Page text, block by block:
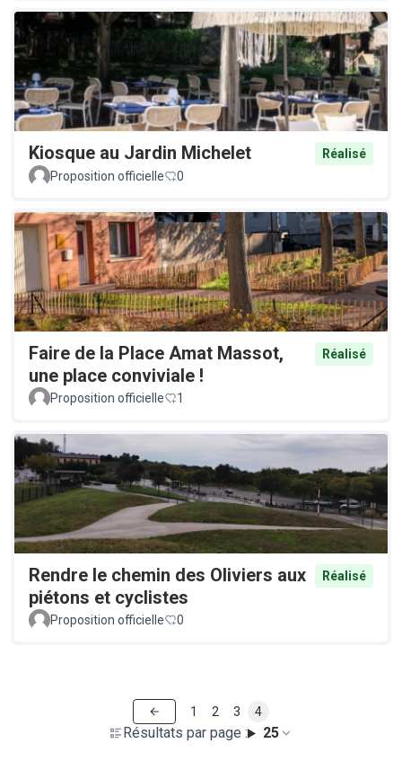
Kiosque au Jardin Michelet
Réalisé
Proposition officielle
0
Faire de la Place Amat Massot,
une place conviviale !
Réalisé
Proposition officielle 1
Rendre le chemin des Oliviers aux
piétons et cyclistes
Réalisé
Proposition officielle 0
Résultats par page : 25
1 2 3 4